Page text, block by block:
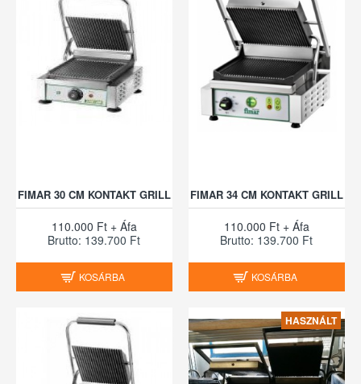
FIMAR 30 CM KONTAKT GRILL
110.000 Ft + Áfa
Brutto: 139.700 Ft
KOSÁRBA
FIMAR 34 CM KONTAKT GRILL
110.000 Ft + Áfa
Brutto: 139.700 Ft
KOSÁRBA
HASZNÁLT